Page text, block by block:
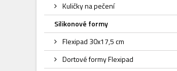
Kuličky na pečení
Silikonové formy
Flexipad 30x17,5 cm
Dortové formy Flexipad